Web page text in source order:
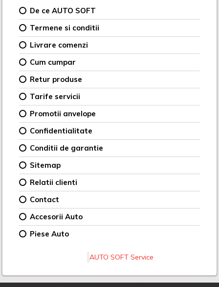
De ce AUTO SOFT
Termene si conditii
Livrare comenzi
Cum cumpar
Retur produse
Tarife servicii
Promotii anvelope
Confidentialitate
Conditii de garantie
Sitemap
Relatii clienti
Contact
Accesorii Auto
Piese Auto
AUTO SOFT Service